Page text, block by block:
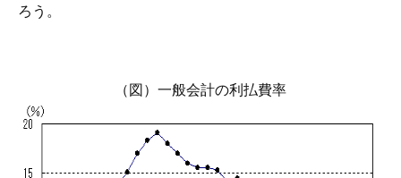
ろう。
（図）一般会計の利払費率